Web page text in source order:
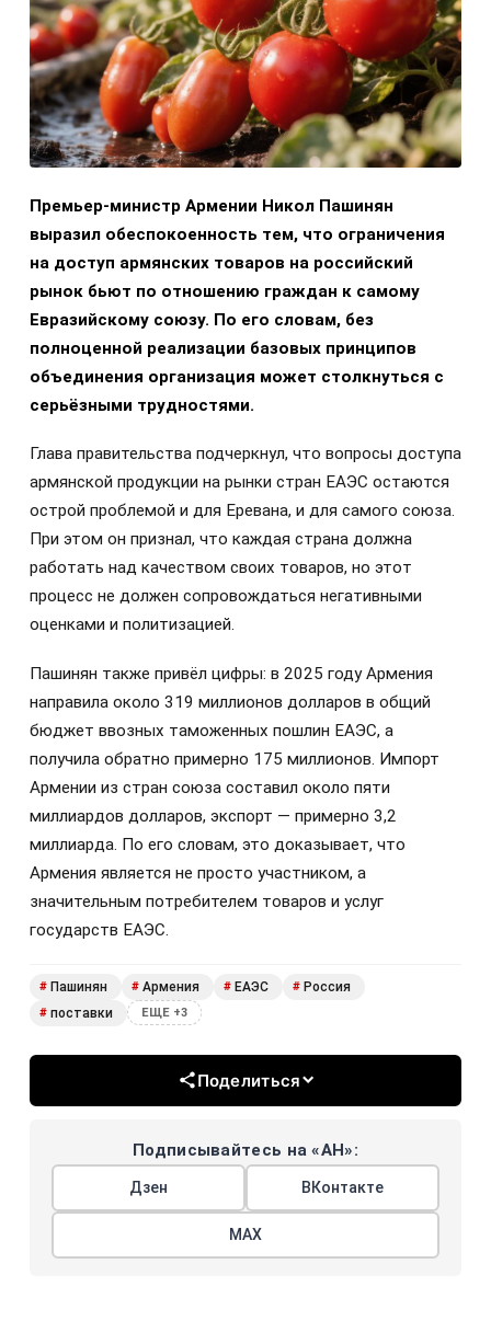
Премьер-министр Армении Никол Пашинян
выразил обеспокоенность тем, что ограничения
на доступ армянских товаров на российский
рынок бьют по отношению граждан к самому
Евразийскому союзу. По его словам, без
полноценной реализации базовых принципов
объединения организация может столкнуться с
серьёзными трудностями.
Глава правительства подчеркнул, что вопросы доступа
армянской продукции на рынки стран ЕАЭС остаются
острой проблемой и для Еревана, и для самого союза.
При этом он признал, что каждая страна должна
работать над качеством своих товаров, но этот
процесс не должен сопровождаться негативными
оценками и политизацией.
Пашинян также привёл цифры: в 2025 году Армения
направила около 319 миллионов долларов в общий
бюджет ввозных таможенных пошлин ЕАЭС, а
получила обратно примерно 175 миллионов. Импорт
Армении из стран союза составил около пяти
миллиардов долларов, экспорт — примерно 3,2
миллиарда. По его словам, это доказывает, что
Армения является не просто участником, а
значительным потребителем товаров и услуг
государств ЕАЭС.
# Пашинян # Армения # ЕАЭС # Россия
# поставки ЕЩЕ +3
Поделиться
Подписывайтесь на «АН»:
Дзен ВКонтакте
МАХ